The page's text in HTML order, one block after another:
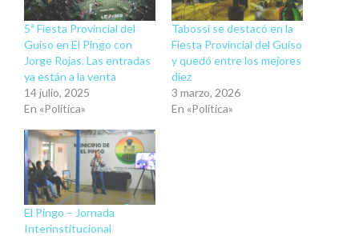
5ª Fiesta Provincial del
Guiso en El Pingo con
Jorge Rojas. Las entradas
ya están a la venta
14 julio, 2025
En «Política»
Tabossi se destacó en la
Fiesta Provincial del Guiso
y quedó entre los mejores
diez
3 marzo, 2026
En «Política»
El Pingo – Jornada
Interinstitucional